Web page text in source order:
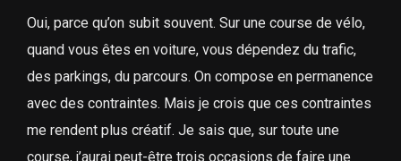
Oui, parce qu’on subit souvent. Sur une course de vélo,
quand vous êtes en voiture, vous dépendez du trafic,
des parkings, du parcours. On compose en permanence
avec des contraintes. Mais je crois que ces contraintes
me rendent plus créatif. Je sais que, sur toute une
course, j’aurai peut-être trois occasions de faire une